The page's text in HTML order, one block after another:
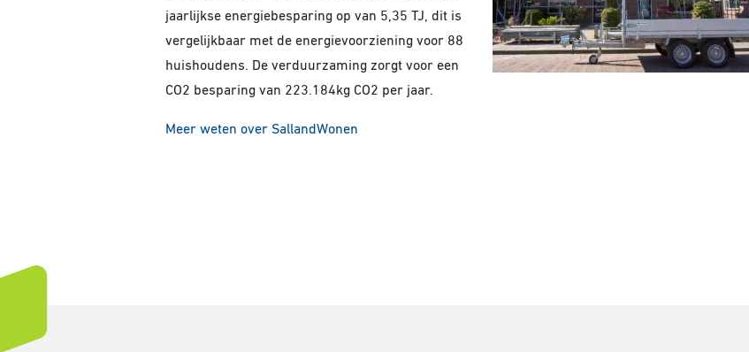
jaarlijkse energiebesparing op van 5,35 TJ, dit is
vergelijkbaar met de energievoorziening voor 88
huishoudens. De verduurzaming zorgt voor een
CO2 besparing van 223.184kg CO2 per jaar.
Meer weten over SallandWonen